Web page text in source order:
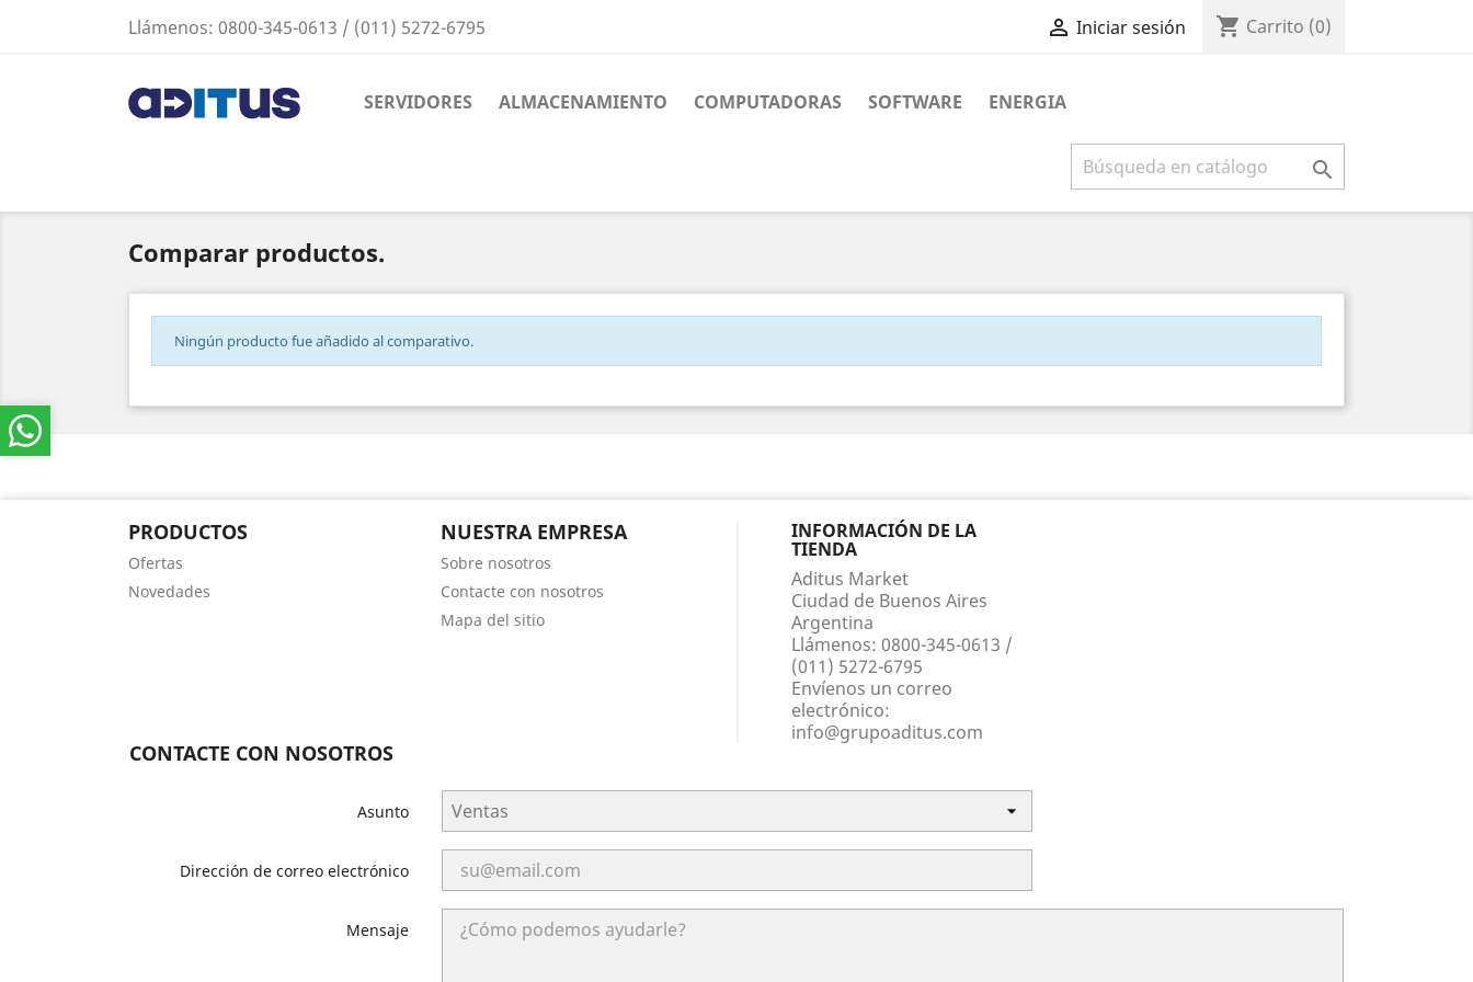
Llámenos: 0800-345-0613 / (011) 5272-6795  Iniciar sesión shopping_cart Carrito (0)
SERVIDORES ALMACENAMIENTO COMPUTADORAS SOFTWARE ENERGIA

Comparar productos.
Ningún producto fue añadido al comparativo.
PRODUCTOS
Ofertas
Novedades
NUESTRA EMPRESA
Sobre nosotros
Contacte con nosotros
Mapa del sitio
INFORMACIÓN DE LA
TIENDA
Aditus Market
Ciudad de Buenos Aires
Argentina
Llámenos: 0800-345-0613 /
(011) 5272-6795
Envíenos un correo
electrónico:
info@grupoaditus.com
CONTACTE CON NOSOTROS
Asunto
Dirección de correo electrónico
Mensaje